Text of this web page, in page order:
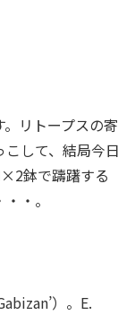
リトープスの寄
して、結局今日
鉢で躊躇する
・。
）。E.